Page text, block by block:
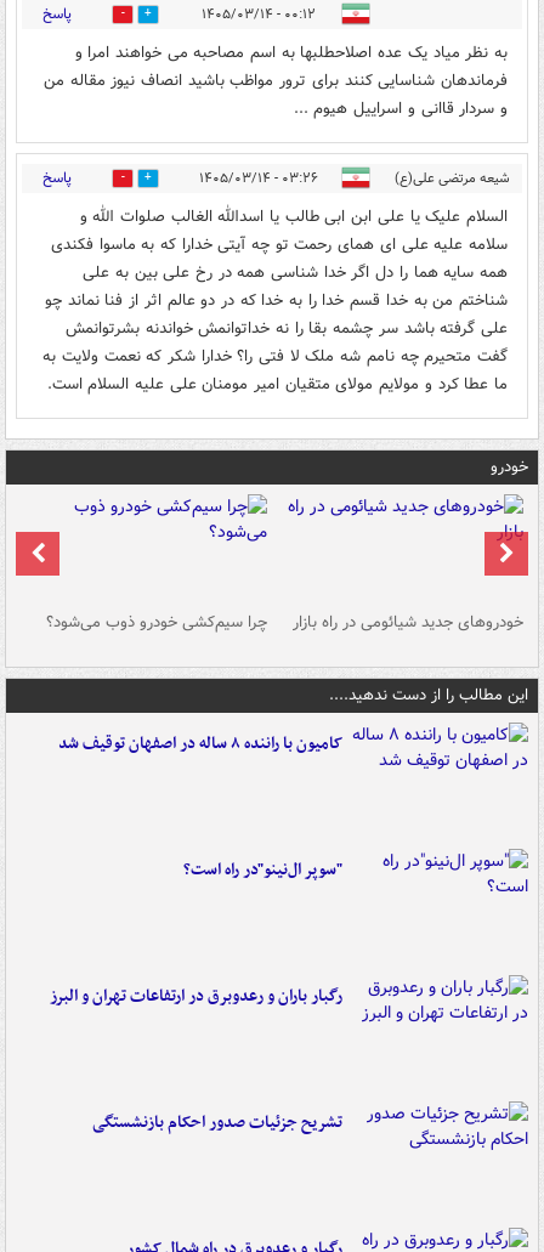
۰۰:۱۲ - ۱۴۰۵/۰۳/۱۴ 0 پاسخ
به نظر میاد یک عده اصلاحطلبها به اسم مصاحبه می خواهند امرا و
فرماندهان شناسایی کنند برای ترور مواظب باشید انصاف نیوز مقاله من
و سردار قاانی و اسراییل هیوم ...
شیعه مرتضی علی(ع) ۰۳:۲۶ - ۱۴۰۵/۰۳/۱۴ 3 پاسخ
السلام علیک یا علی ابن ابی طالب یا اسدالله الغالب صلوات الله و
سلامه علیه علی ای همای رحمت تو چه آیتی خدارا که به ماسوا فکندی
همه سایه هما را دل اگر خدا شناسی همه در رخ علی بین به علی
شناختم من به خدا قسم خدا را به خدا که در دو عالم اثر از فنا نماند چو
علی گرفته باشد سر چشمه بقا را نه خداتوانمش خواندنه بشرتوانمش
گفت متحیرم چه نامم شه ملک لا فتی را؟ خدارا شکر که نعمت ولایت به
ما عطا کرد و مولایم مولای متقیان امیر مومنان علی علیه السلام است.
خودرو
خودروهای جدید شیائومی در راه بازار چرا سیم‌کشی خودرو ذوب می‌شود؟
این مطالب را از دست ندهید....
کامیون با راننده ۸ ساله در اصفهان توقیف شد
"سوپر ال‌نینو"در راه است؟
رگبار باران و رعدوبرق در ارتفاعات تهران و البرز
تشریح جزئیات صدور احکام بازنشستگی